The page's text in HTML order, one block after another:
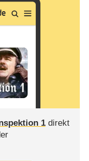
1direkt